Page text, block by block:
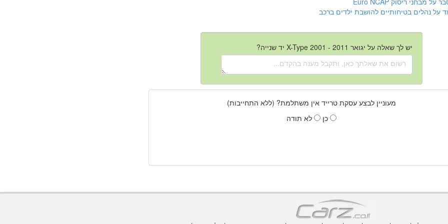
על נהלים בטיחותיים להושבת ילדים ברכב
יש לך שאלה על יגואר X-Type 2001 - 2011 יד שנייה?
מעוניין לבצע עסקת טרייד אין משתלמת? (ללא התחייבות)
כן
לא תודה